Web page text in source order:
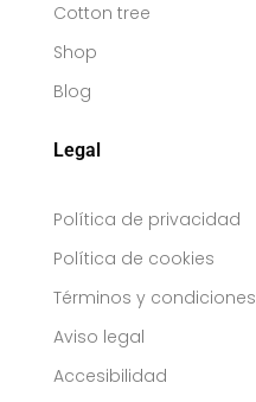
Cotton tree
Shop
Blog
Legal
Política de privacidad
Política de cookies
Términos y condiciones
Aviso legal
Accesibilidad